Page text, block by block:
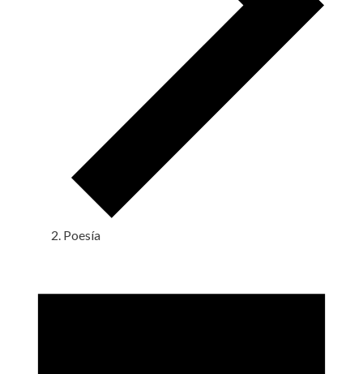
Poesía